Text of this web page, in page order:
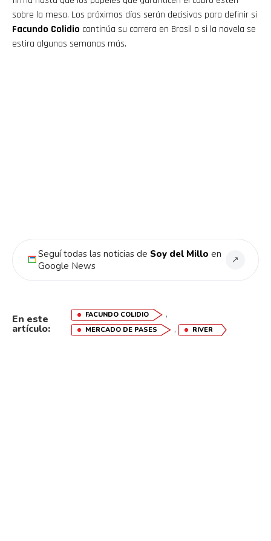
sobre la mesa. Los próximos días serán decisivos para definir si
Facundo Colidio continúa su carrera en Brasil o si la novela se
estira algunas semanas más.
Seguí todas las noticias de Soy del Millo en
Google News
↗
En este
artículo:
FACUNDO COLIDIO ,
MERCADO DE PASES , RIVER